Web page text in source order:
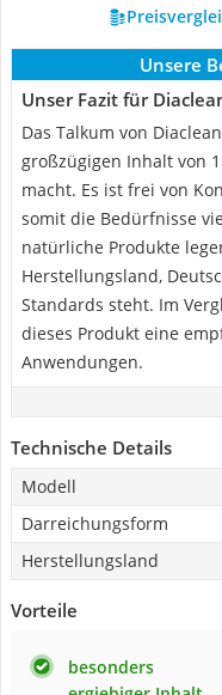
Unsere
Unser Fazit für
Das Talkum von
großzügigen Inhalt von
macht. Es ist frei von
somit die Bedürfnisse
natürliche Produkte
Herstellungsland,
Standards steht. Im
dieses Produkt eine
Anwendungen.
Technische Details
Modell
Darreichungsform
Herstellungsland
Vorteile
besonders